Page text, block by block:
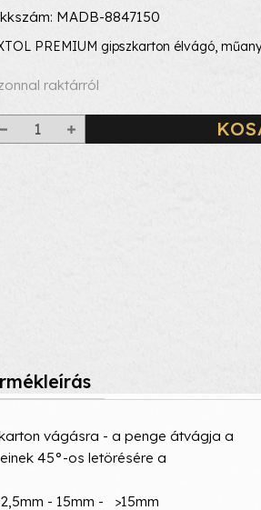
MADB-8847150
PREMIUM gipszkarton élvágó,
raktárról
vágásra - a penge átvágja a
45°-os letörésére a
- 15mm - >15mm